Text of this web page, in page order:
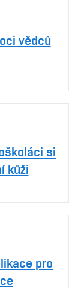
vědců
si
kůži
pro